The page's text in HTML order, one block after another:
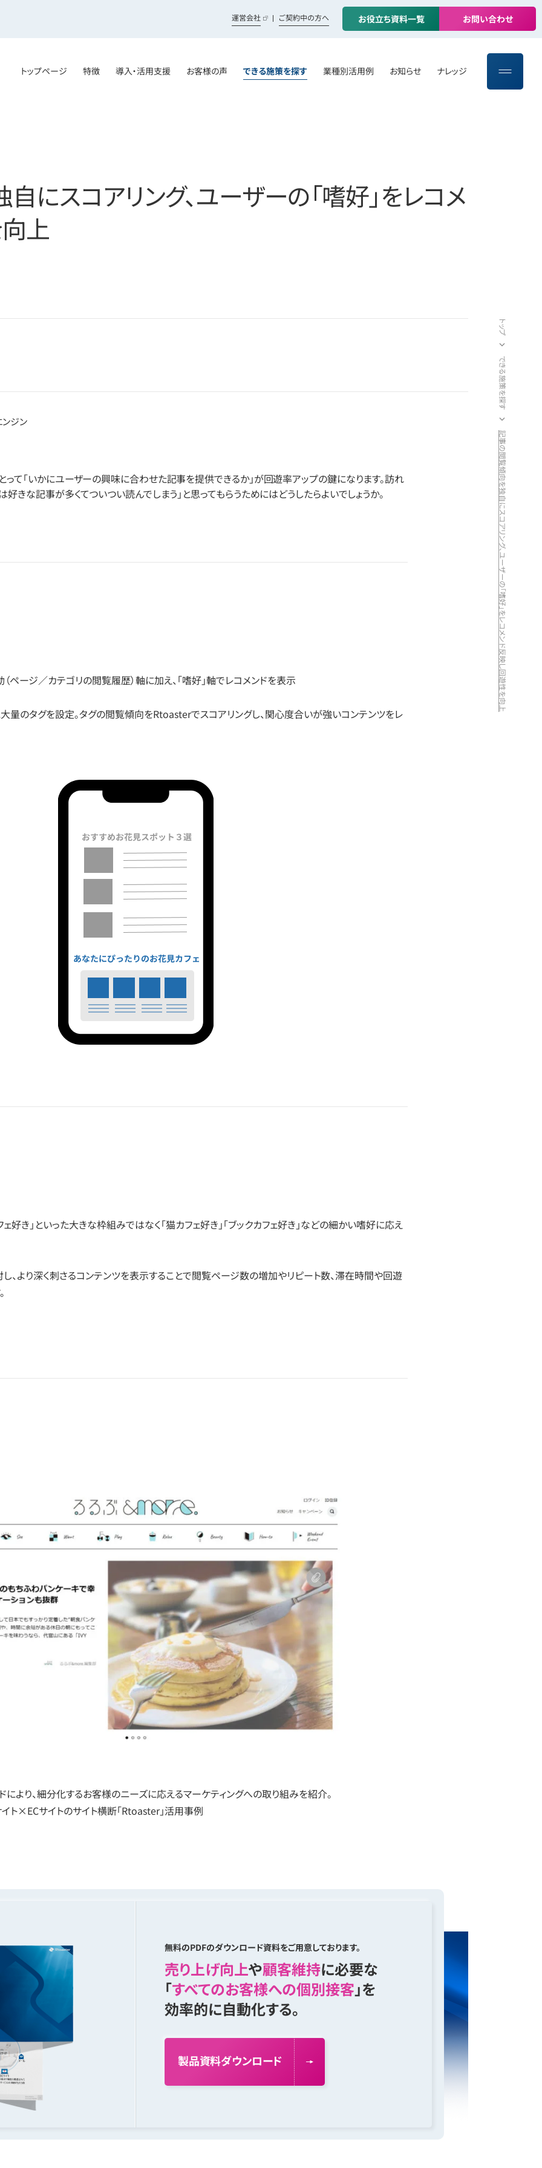
運営会社 ご契約中の方へ お役立ち資料一覧 お問い合わせ
トップページ 特徴 導入・活用支援 お客様の声 できる施策を探す 業種別活用例 お知らせ ナレッジ
にスコアリング、ユーザーの「嗜好」をレコメ
上
トップ
できる施策を探す
記事の閲覧傾向を独自にスコアリング、ユーザーの「嗜好」をレコメンド反映し回遊性を向上
ンジン
て「いかにユーザーの興味に合わせた記事を提供できるか」が回遊率アップの鍵になります。訪れ
好きな記事が多くてついつい読んでしまう」と思ってもらうためにはどうしたらよいでしょうか。
（ページ／カテゴリの閲覧履歴）軸に加え、「嗜好」軸でレコメンドを表示
量のタグを設定。タグの閲覧傾向をRtoasterでスコアリングし、関心度合いが強いコンテンツをレ
ェ好き」といった大きな枠組みではなく「猫カフェ好き」「ブックカフェ好き」などの細かい嗜好に応え
、より深く刺さるコンテンツを表示することで閲覧ページ数の増加やリピート数、滞在時間や回遊
により、細分化するお客様のニーズに応えるマーケティングへの取り組みを紹介。
ト×ECサイトのサイト横断「Rtoaster」活用事例
無料のPDFのダウンロード資料をご用意しております。
売り上げ向上や顧客維持に必要な
「すべてのお客様への個別接客」を
効率的に自動化する。
製品資料ダウンロード